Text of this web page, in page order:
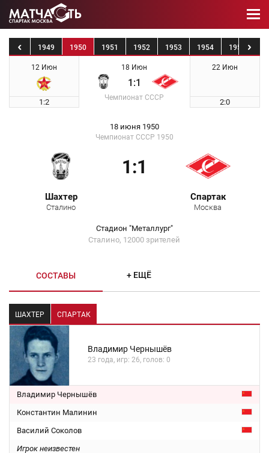
1948 1949 1950 1951 1952 1953 1954 1955
12 Июн
1:2
18 Июн
1:1
Чемпионат СССР
22 Июн
2:0
18 июня 1950
Чемпионат СССР 1950
Шахтер
Сталино
1:1
Спартак
Москва
Стадион "Металлург"
Сталино, 12000 зрителей
СОСТАВЫ + ЕЩЁ
ШАХТЕР СПАРТАК
Владимир Чернышёв
23 года, игр: 26, голов: 0
Владимир Чернышёв
Константин Малинин
Василий Соколов
Игрок неизвестен